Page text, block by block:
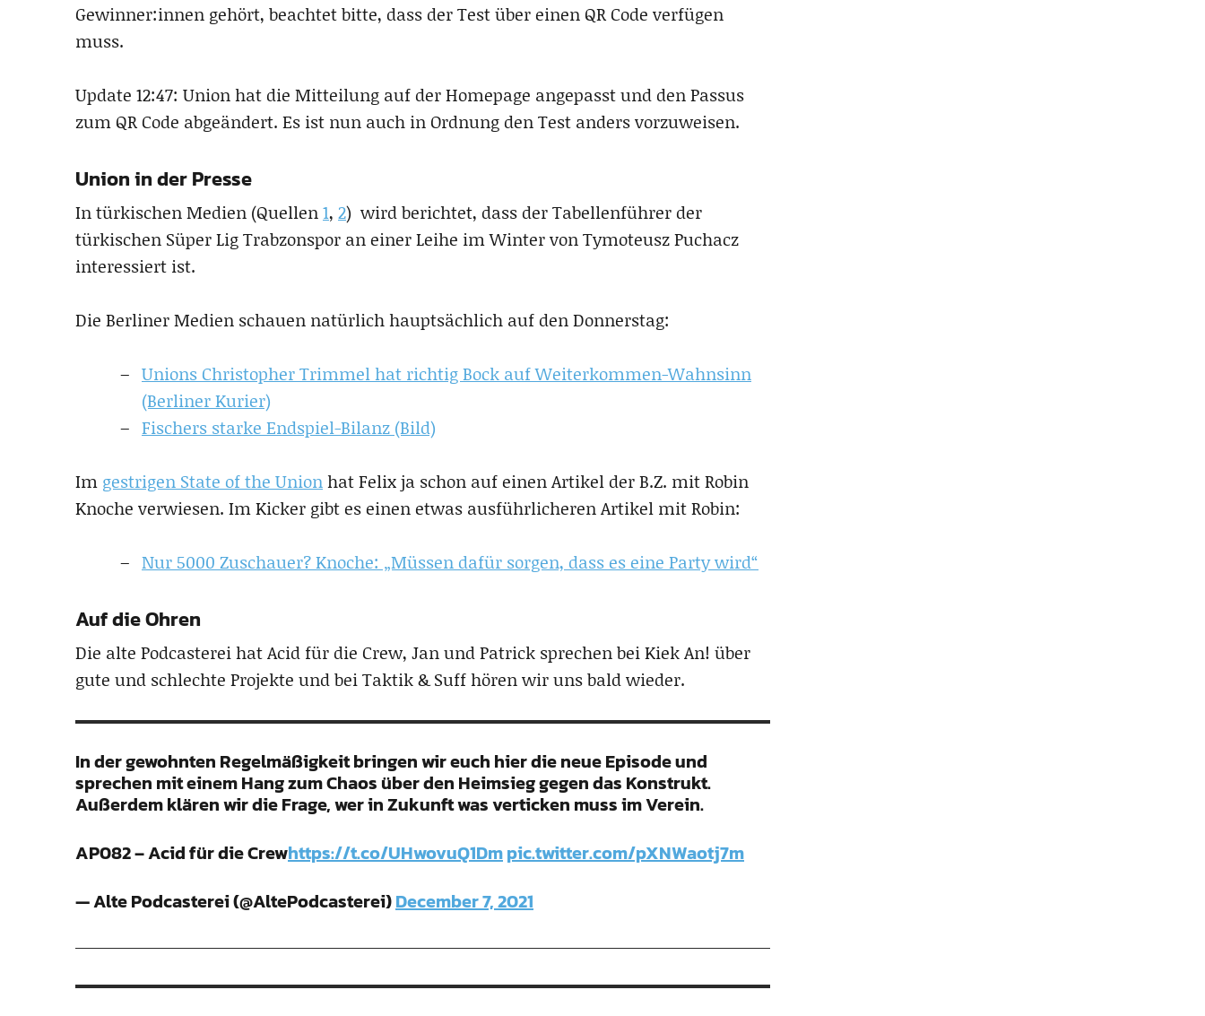
Gewinner:innen gehört, beachtet bitte, dass der Test über einen QR Code verfügen
muss.
Update 12:47: Union hat die Mitteilung auf der Homepage angepasst und den Passus
zum QR Code abgeändert. Es ist nun auch in Ordnung den Test anders vorzuweisen.
Union in der Presse
In türkischen Medien (Quellen1, 2) wird berichtet, dass der Tabellenführer der
türkischen Süper Lig Trabzonspor an einer Leihe im Winter von Tymoteusz Puchacz
interessiert ist.
Die Berliner Medien schauen natürlich hauptsächlich auf den Donnerstag:
Unions Christopher Trimmel hat richtig Bock auf Weiterkommen-Wahnsinn
(Berliner Kurier)
Fischers starke Endspiel-Bilanz (Bild)
Im gestrigen State of the Unionhat Felix ja schon auf einen Artikel der B.Z. mit Robin
Knoche verwiesen. Im Kicker gibt es einen etwas ausführlicheren Artikel mit Robin:
Nur 5000 Zuschauer? Knoche: „Müssen dafür sorgen, dass es eine Party wird“
Auf die Ohren
Die alte Podcasterei hat Acid für die Crew, Jan und Patrick sprechen bei Kiek An! über
gute und schlechte Projekte und bei Taktik & Suff hören wir uns bald wieder.
In der gewohnten Regelmäßigkeit bringen wir euch hier die neue Episode und
sprechen mit einem Hang zum Chaos über den Heimsieg gegen das Konstrukt.
Außerdem klären wir die Frage, wer in Zukunft was verticken muss im Verein.
AP082 – Acid für die Crewhttps://t.co/UHwovuQ1Dmpic.twitter.com/pXNWaotj7m
— Alte Podcasterei (@AltePodcasterei)December 7, 2021